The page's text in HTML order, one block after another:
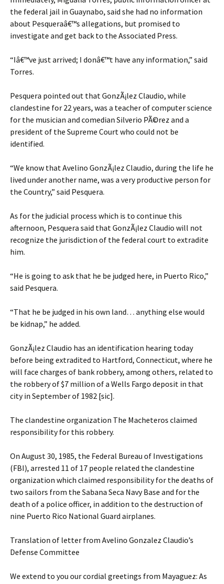
the federal jail in Guaynabo, said she had no information
about Pesqueraâ€™s allegations, but promised to
investigate and get back to the Associated Press.
“Iâ€™ve just arrived; I donâ€™t have any information,” said
Torres.
Pesquera pointed out that GonzÃ¡lez Claudio, while
clandestine for 22 years, was a teacher of computer science
for the musician and comedian Silverio PÃ©rez and a
president of the Supreme Court who could not be
identified.
“We know that Avelino GonzÃ¡lez Claudio, during the life he
lived under another name, was a very productive person for
the Country,” said Pesquera.
As for the judicial process which is to continue this
afternoon, Pesquera said that GonzÃ¡lez Claudio will not
recognize the jurisdiction of the federal court to extradite
him.
“He is going to ask that he be judged here, in Puerto Rico,”
said Pesquera.
“That he be judged in his own land… anything else would
be kidnap,” he added.
GonzÃ¡lez Claudio has an identification hearing today
before being extradited to Hartford, Connecticut, where he
will face charges of bank robbery, among others, related to
the robbery of $7 million of a Wells Fargo deposit in that
city in September of 1982 [sic].
The clandestine organization The Macheteros claimed
responsibility for this robbery.
On August 30, 1985, the Federal Bureau of Investigations
(FBI), arrested 11 of 17 people related the clandestine
organization which claimed responsibility for the deaths of
two sailors from the Sabana Seca Navy Base and for the
death of a police officer, in addition to the destruction of
nine Puerto Rico National Guard airplanes.
Translation of letter from Avelino Gonzalez Claudio’s
Defense Committee
We extend to you our cordial greetings from Mayaguez: As